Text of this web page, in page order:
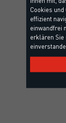
Cookies
effizient
einwandfrei
erklären Sie